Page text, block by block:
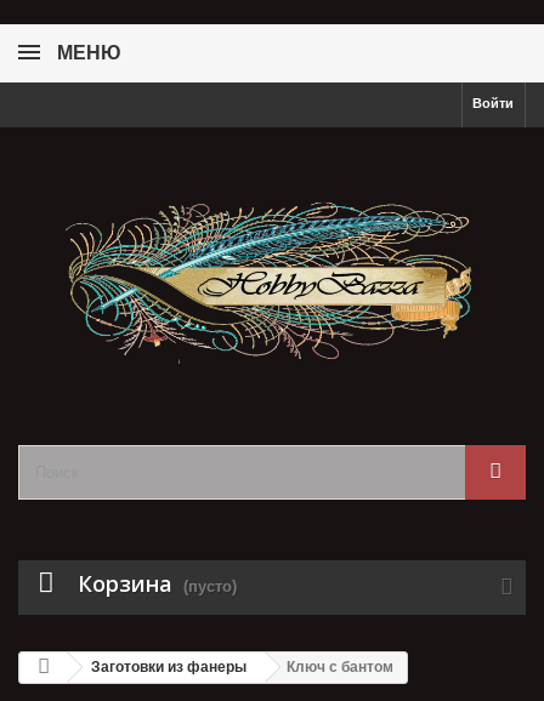
МЕНЮ
Войти
Корзина (пусто)
Заготовки из фанеры Ключ с бантом